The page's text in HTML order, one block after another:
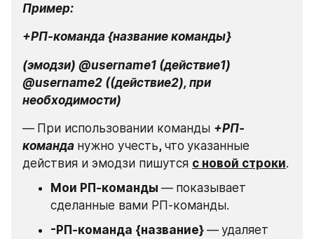
Пример:
+РП-команда {название команды}
(эмодзи) @username1 (действие1)
@username2 ((действие2), при
необходимости)
— При использовании команды +РП-
команда нужно учесть, что указанные
действия и эмодзи пишутся с новой строки.
Мои РП-команды — показывает
сделанные вами РП-команды.
-РП-команда {название} — удаляет